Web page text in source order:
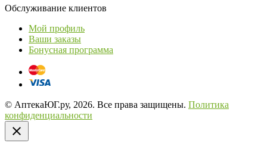
Обслуживание клиентов
Мой профиль
Ваши заказы
Бонусная программа
© АптекаЮГ.ру, 2026. Все права защищены. Политика
конфиденциальности